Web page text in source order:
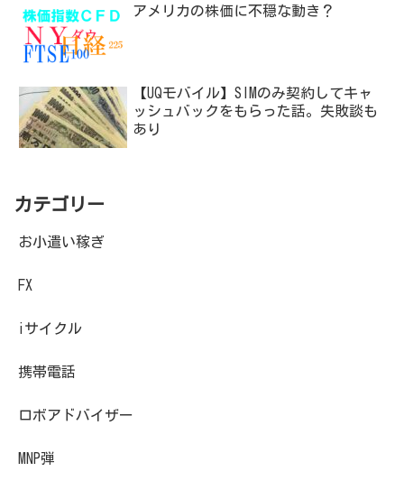
アメリカの株価に不穏な動き？
【UQモバイル】SIMのみ契約してキャ
ッシュバックをもらった話。失敗談も
あり
カテゴリー
お小遣い稼ぎ
FX
iサイクル
携帯電話
ロボアドバイザー
MNP弾